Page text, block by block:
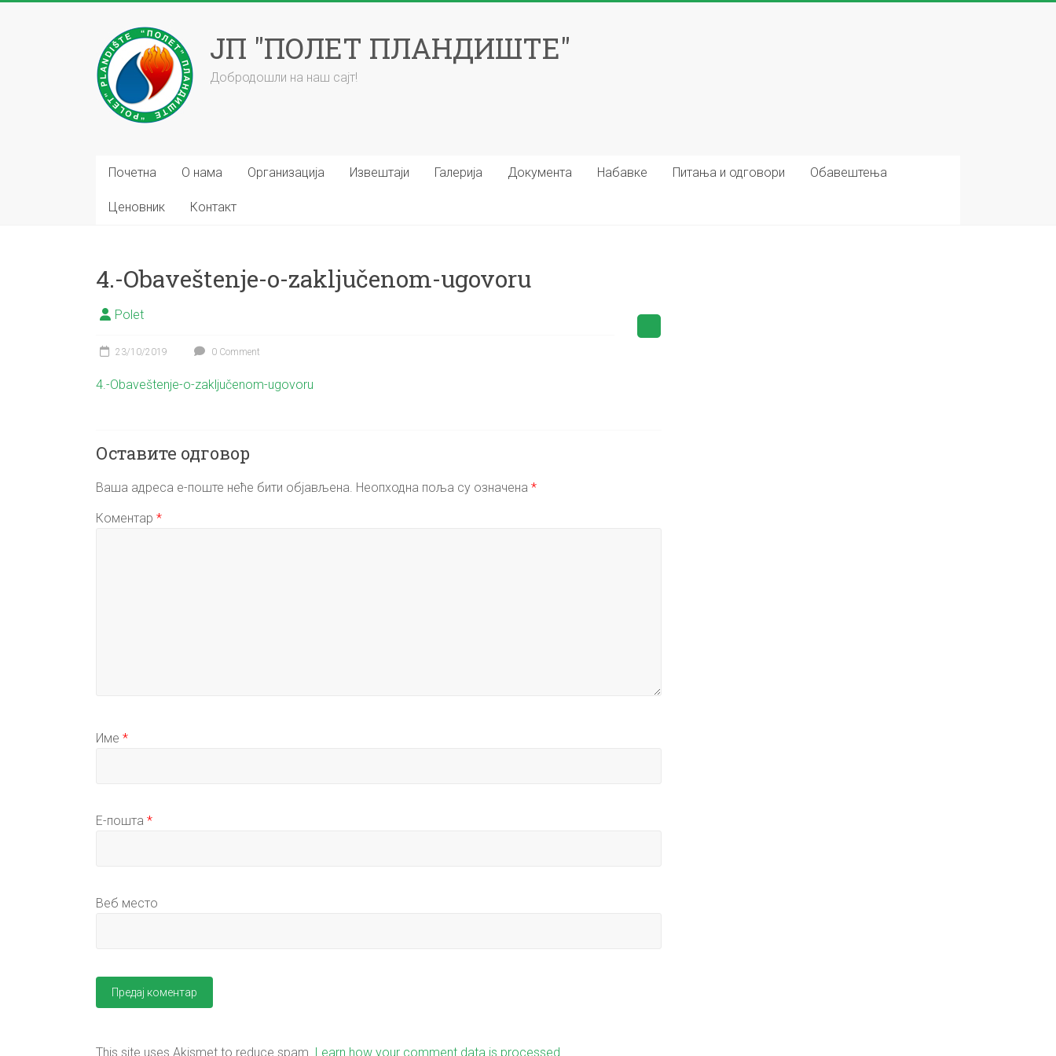
ЈП "ПОЛЕТ ПЛАНДИШТЕ"
Добродошли на наш сајт!
Почетна О нама Организација Извештаји Галерија Документа Набавке Питања и одговори Обавештења
Ценовник Контакт
4.-Obaveštenje-o-zaključenom-ugovoru
Polet
23/10/2019 0 Comment
4.-Obaveštenje-o-zaključenom-ugovoru
Оставите одговор
Ваша адреса е-поште неће бити објављена. Неопходна поља су означена *
Коментар *
Име *
Е-пошта *
Веб место
This site uses Akismet to reduce spam. Learn how your comment data is processed.